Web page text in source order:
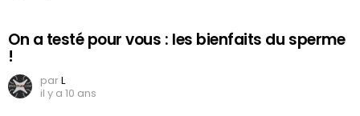
On a testé pour vous : les bienfaits du sperme
!
parL
il y a 10 ans